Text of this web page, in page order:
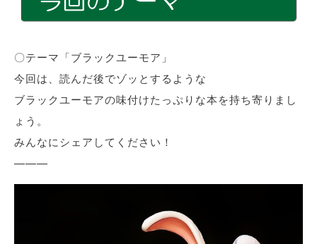
〇テーマ「ブラックユーモア」
今回は、読んだ後でゾッとするような
ブラックユーモアの味付けたっぷりな本を持ち寄りまし
ょう。
みんなにシェアしてください！
———